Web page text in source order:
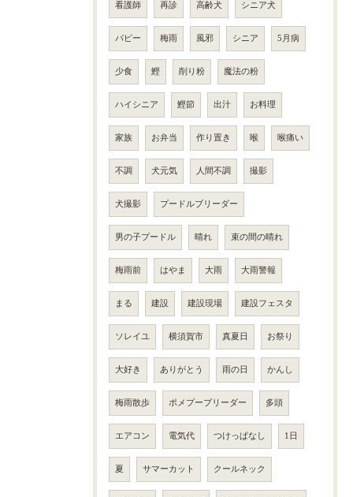
看護師 再診 高齢犬 シニア犬
パピー 梅雨 風邪 シニア 5月病
少食 鰹 削り粉 魔法の粉
ハイシニア 鰹節 出汁 お料理
家族 お弁当 作り置き 喉 喉痛い
不調 犬元気 人間不調 撮影
犬撮影 プードルブリーダー
男の子プードル 晴れ 束の間の晴れ
梅雨前 はやま 大雨 大雨警報
まる 建設 建設現場 建設フェスタ
ソレイユ 横須賀市 真夏日 お祭り
大好き ありがとう 雨の日 かんし
梅雨散歩 ポメプーブリーダー 多頭
エアコン 電気代 つけっぱなし 1日
夏 サマーカット クールネック